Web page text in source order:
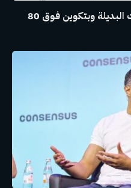
كوين بيز تتعافى مع ارتفاع العملات البديلة وبتكوين فوق 80